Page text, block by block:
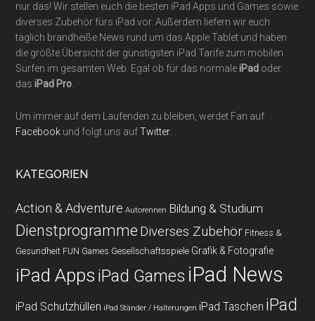
nur das! Wir stellen euch die besten iPad Apps und Games sowie
diverses Zubehör fürs iPad vor. Außerdem liefern wir euch
täglich brandheiße News rund um das Apple Tablet und haben
die größte Übersicht der günstigsten iPad Tarife zum mobilen
Surfen im gesamten Web. Egal ob für das normaleiPad oder
dasiPad Pro
Um immer auf dem Laufenden zu bleiben, werdet Fan auf
Facebook und folgt uns aufTwitter.
KATEGORIEN
Action & Adventure Autorennen Bildung & Studium
Dienstprogramme Diverses Zubehör Fitness &
Gesundheit FUN Games Gesellschaftsspiele Grafik & Fotografie
iPad Apps iPad Games iPad News
iPad Schutzhüllen iPad Ständer / Halterungen iPad Taschen iPad